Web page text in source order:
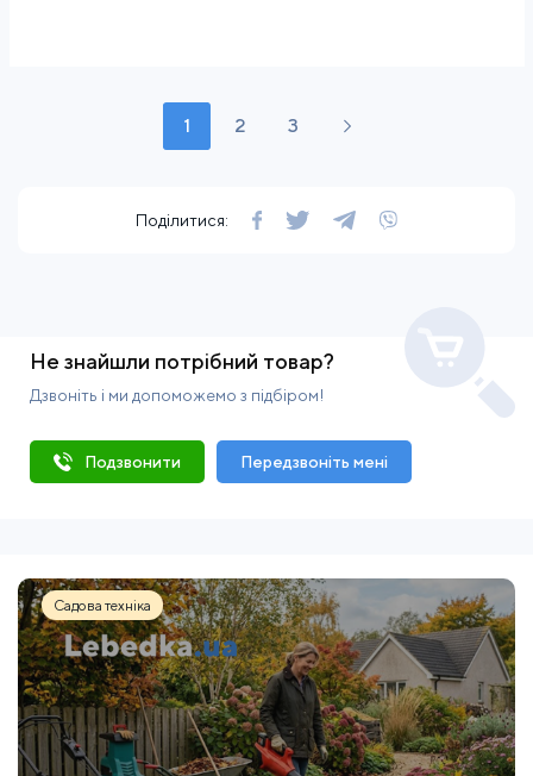
1 2 3
Поділитися:
Не знайшли потрібний товар?
Дзвоніть і ми допоможемо з підбіром!
Подзвонити Передзвоніть мені
Садова техніка